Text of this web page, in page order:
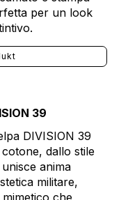
per un look
39
DIVISION 39
dallo stile
anima
militare,
che